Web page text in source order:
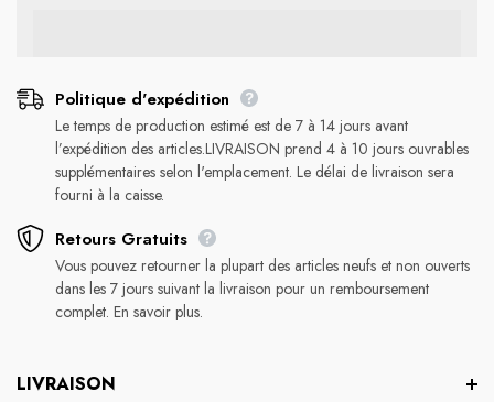
Politique d'expédition
Le temps de production estimé est de 7 à 14 jours avant
l’expédition des articles.LIVRAISON prend 4 à 10 jours ouvrables
supplémentaires selon l'emplacement. Le délai de livraison sera
fourni à la caisse.
Retours Gratuits
Vous pouvez retourner la plupart des articles neufs et non ouverts
dans les 7 jours suivant la livraison pour un remboursement
complet. En savoir plus.
LIVRAISON